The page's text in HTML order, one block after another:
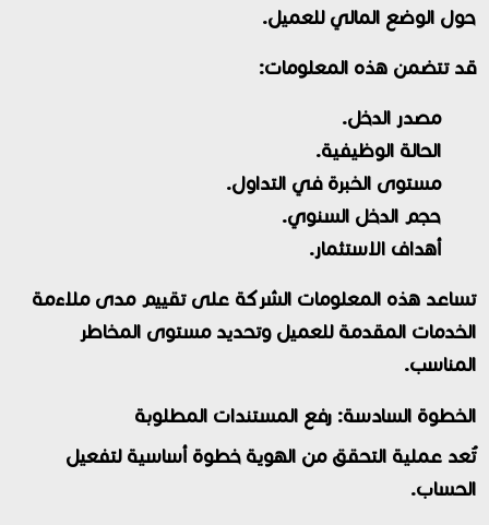
حول الوضع المالي للعميل.
قد تتضمن هذه المعلومات:
مصدر الدخل.
الحالة الوظيفية.
مستوى الخبرة في التداول.
حجم الدخل السنوي.
أهداف الاستثمار.
تساعد هذه المعلومات الشركة على تقييم مدى ملاءمة
الخدمات المقدمة للعميل وتحديد مستوى المخاطر
المناسب.
الخطوة السادسة: رفع المستندات المطلوبة
تُعد عملية التحقق من الهوية خطوة أساسية لتفعيل
الحساب.